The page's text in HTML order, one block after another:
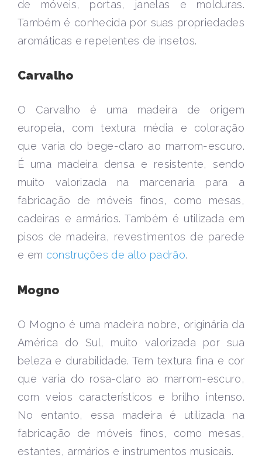
de móveis, portas, janelas e molduras.
Também é conhecida por suas propriedades
aromáticas e repelentes de insetos.
Carvalho
O Carvalho é uma madeira de origem
europeia, com textura média e coloração
que varia do bege-claro ao marrom-escuro.
É uma madeira densa e resistente, sendo
muito valorizada na marcenaria para a
fabricação de móveis finos, como mesas,
cadeiras e armários. Também é utilizada em
pisos de madeira, revestimentos de parede
e em construções de alto padrão.
Mogno
O Mogno é uma madeira nobre, originária da
América do Sul, muito valorizada por sua
beleza e durabilidade. Tem textura fina e cor
que varia do rosa-claro ao marrom-escuro,
com veios característicos e brilho intenso.
No entanto, essa madeira é utilizada na
fabricação de móveis finos, como mesas,
estantes, armários e instrumentos musicais.